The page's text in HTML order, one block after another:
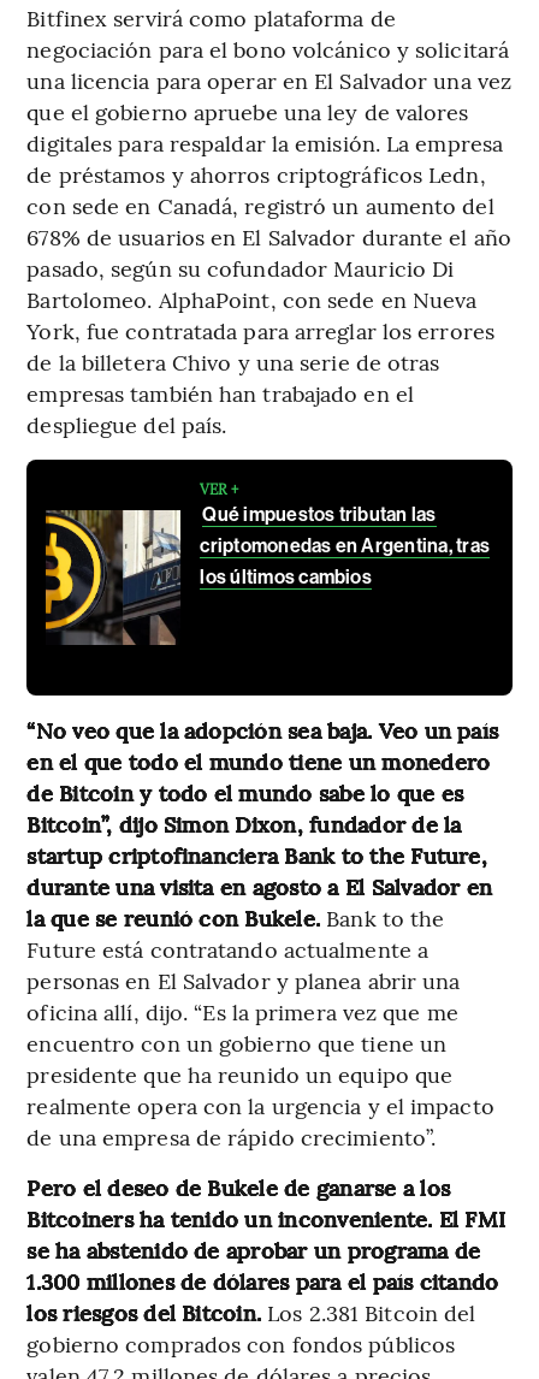
Bitfinex servirá como plataforma de
negociación para el bono volcánico y solicitará
una licencia para operar en El Salvador una vez
que el gobierno apruebe una ley de valores
digitales para respaldar la emisión. La empresa
de préstamos y ahorros criptográficos Ledn,
con sede en Canadá, registró un aumento del
678% de usuarios en El Salvador durante el año
pasado, según su cofundador Mauricio Di
Bartolomeo. AlphaPoint, con sede en Nueva
York, fue contratada para arreglar los errores
de la billetera Chivo y una serie de otras
empresas también han trabajado en el
despliegue del país.
VER +
Qué impuestos tributan las
criptomonedas en Argentina, tras
los últimos cambios
“No veo que la adopción sea baja. Veo un país
en el que todo el mundo tiene un monedero
de Bitcoin y todo el mundo sabe lo que es
Bitcoin”, dijo Simon Dixon, fundador de la
startup criptofinanciera Bank to the Future,
durante una visita en agosto a El Salvador en
la que se reunió con Bukele. Bank to the
Future está contratando actualmente a
personas en El Salvador y planea abrir una
oficina allí, dijo. “Es la primera vez que me
encuentro con un gobierno que tiene un
presidente que ha reunido un equipo que
realmente opera con la urgencia y el impacto
de una empresa de rápido crecimiento”.
Pero el deseo de Bukele de ganarse a los
Bitcoiners ha tenido un inconveniente. El FMI
se ha abstenido de aprobar un programa de
1.300 millones de dólares para el país citando
los riesgos del Bitcoin. Los 2.381 Bitcoin del
gobierno comprados con fondos públicos